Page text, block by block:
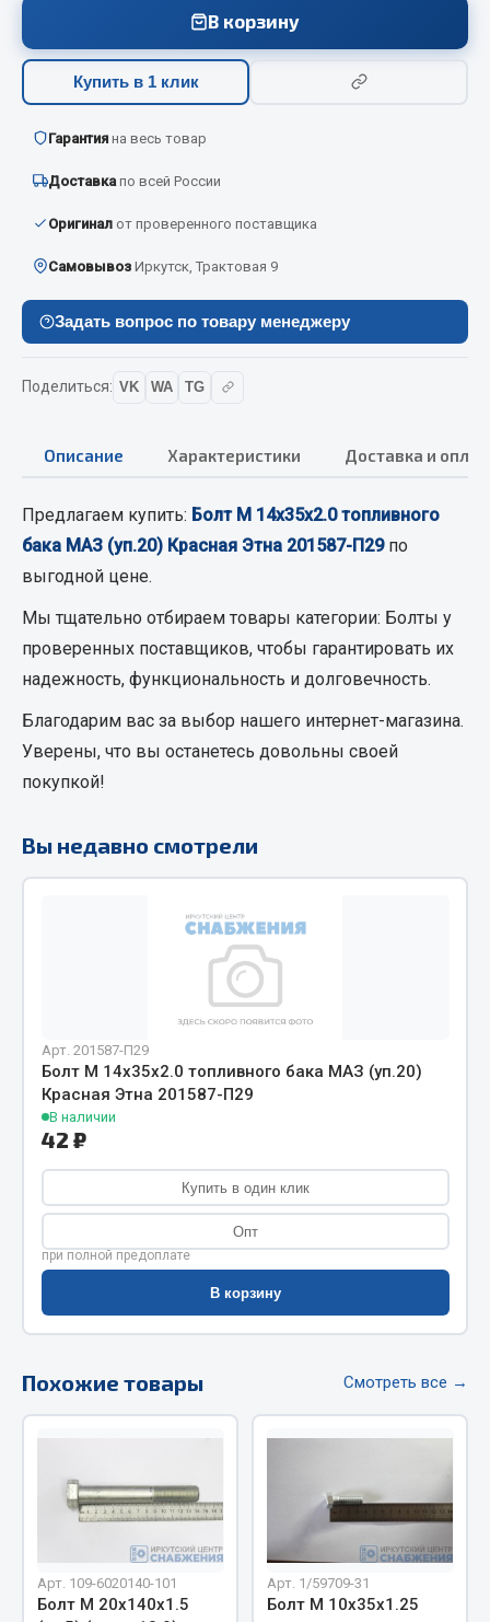
Аксессуары автомобильные
Аптечки и знаки автомобильные
Брызговики
Вентиляторы кабины
Весь раздел
Смазочные материалы
МЕТИЗЫ
Кольца стопорные
Пробки
Пружины
Хомуты
Весь раздел
Соединительные элементы
Тройники
Трубки, муфты, гайки
Угольники
Фитинги
Измерительный инструмент
Крепежный инструмент
Силовое оборудование
Слесарный инструмент
Показать ещё
В корзину
Купить в 1 клик
Гарантия на весь товар
Доставка по всей России
Оригинал от проверенного поставщика
Самовывоз Иркутск, Трактовая 9
Задать вопрос по товару менеджеру
Поделиться: VK WA TG
Описание Характеристики Доставка и
Предлагаем купить: Болт М 14х35х2.0 топливного
бака МАЗ (уп.20) Красная Этна 201587-П29по
выгодной цене.
Мы тщательно отбираем товары категории: Болты у
проверенных поставщиков, чтобы гарантировать их
надежность, функциональность и долговечность.
Благодарим вас за выбор нашего интернет-магазина.
Уверены, что вы останетесь довольны своей
покупкой!
Вы недавно смотрели
Арт. 201587-П29
Болт М 14х35х2.0 топливного бака МАЗ (уп.20)
Красная Этна 201587-П29
В наличии
42 ₽
Купить в один клик
Опт
при полной предоплате
В корзину
Похожие товары Смотреть все →
Арт. 109-6020140-101
Болт М 20х140х1.5
Арт. 1/59709-31
Болт М 10х35х1.25